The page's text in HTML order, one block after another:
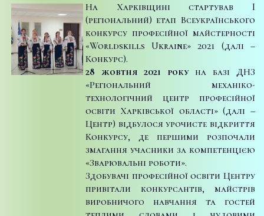
На Харківщині стартував I
(регіональний) етап Всеукраїнського
конкурсу професійної майстерності
«Worldskills Ukraine» 2021 (далі –
Конкурс).
28 жовтня 2021 року на базі ДНЗ
«Регіональний механіко-
технологічний центр професійної
освіти Харківської області» (далі –
Центр) відбулося урочисте відкриття
Конкурсу, де першими розпочали
змагання учасники за компетенцією
«Зварювальні роботи».
Здобувачі професійної освіти Центру
привітали конкурсантів, майстрів
виробничого навчання та гостей